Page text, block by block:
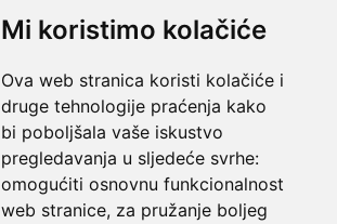
Mi koristimo kolačiće
Ova web stranica koristi kolačiće i
druge tehnologije praćenja kako
bi poboljšala vaše iskustvo
pregledavanja u sljedeće svrhe:
omogućiti osnovnu funkcionalnost
web stranice, za pružanje boljeg